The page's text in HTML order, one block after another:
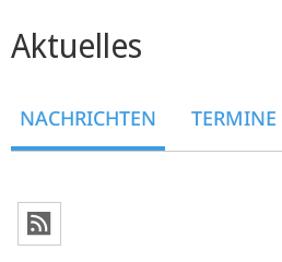
Aktuelles
NACHRICHTEN TERMINE